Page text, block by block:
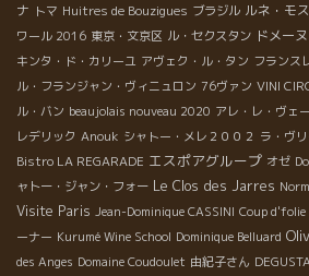
ナ トマ Huitres de Bouzigues ブラジル ルネ・モス
ワール 2016 東京・文京区 ル・セクスタン ドメー
キンタ・ド・カリーユ アヴェク・ル・タン フランス
ル・フランジャン・ヴィニュロン 76ヴァン VINI
ル・バン beaujolais nouveau 2020 アレ・レ・ヴェ
レデリック Anouk シャトー・メレ２００２ ラ・ヴ
Bistro LA REGARADE エスポアグループ オゼ
ャトー・ジャン・フォー Le Clos des Jarres
Visite Paris Jean-Dominique CASSINI Coup d'folie
ーナー Kurumé Wine School Dominique Belluard
des Anges Domaine Coudoulet 由紀子さん